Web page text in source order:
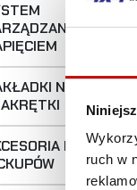
ruch w
NA ŚRUBY
DO